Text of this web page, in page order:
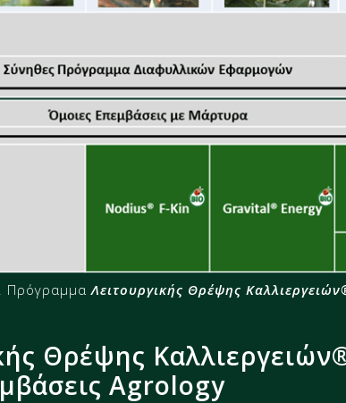
Πρόγραμμα Λειτουργικής Θρέψης
Θρέψης
Agrology